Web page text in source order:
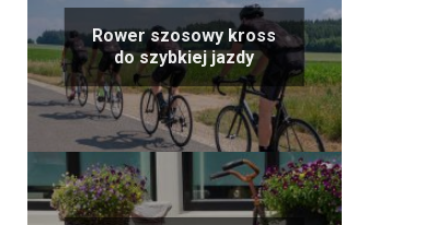
Rower szosowy kross
do szybkiej jazdy